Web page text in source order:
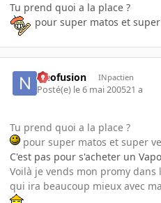
Tu prend quoi a la place ?
pour super matos et
Neofusion INpactien
Posté(e) le 6 mai 200521 a
Tu prend quoi a la place ?
pour super matos et super
C'est pas pour s'acheter un
Voilà je vends mon promy
qui ira beaucoup mieux avec